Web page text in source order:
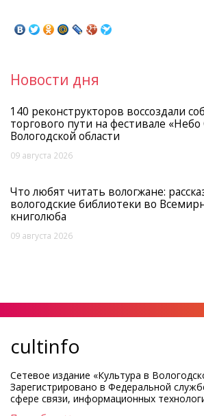
Новости дня
140 реконструкторов воссоздали
торгового пути на фестивале «Небо
Вологодской области
09 августа 2026
Что любят читать вологжане:
вологодские библиотеки во
книголюба
09 августа 2026
cultinfo
Сетевое издание «Культура в
Зарегистрировано в Федеральной
сфере связи, информационных